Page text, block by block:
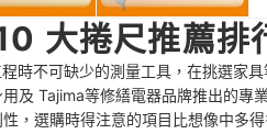
大捲尺推薦排
時不可缺少的測量工具，在挑選家
及 Tajima等修繕電器品牌推出的專
，選購時得注意的項目比想像中多得